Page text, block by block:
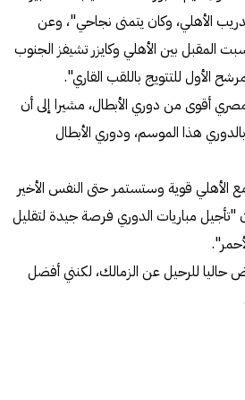
الأهلي، وكان يتمنى نجاحي"، وعن
المقبل بين الأهلي وكايزر تشيفز الجنوب
الأول للتتويج باللقب القاري".
أقوى من دوري الأبطال، مشيرا إلى أن
بالدوري هذا الموسم، ودوري الأبطال
الأهلي قوية وستستمر حتى النفس الأخير
مباريات الدوري فرصة جيدة لتقليل
للرحيل عن الزمالك، لكنني أفضل